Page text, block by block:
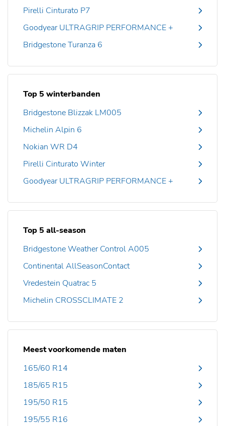
Pirelli Cinturato P7
Goodyear ULTRAGRIP PERFORMANCE +
Bridgestone Turanza 6
Top 5 winterbanden
Bridgestone Blizzak LM005
Michelin Alpin 6
Nokian WR D4
Pirelli Cinturato Winter
Goodyear ULTRAGRIP PERFORMANCE +
Top 5 all-season
Bridgestone Weather Control A005
Continental AllSeasonContact
Vredestein Quatrac 5
Michelin CROSSCLIMATE 2
Meest voorkomende maten
165/60 R14
185/65 R15
195/50 R15
195/55 R16